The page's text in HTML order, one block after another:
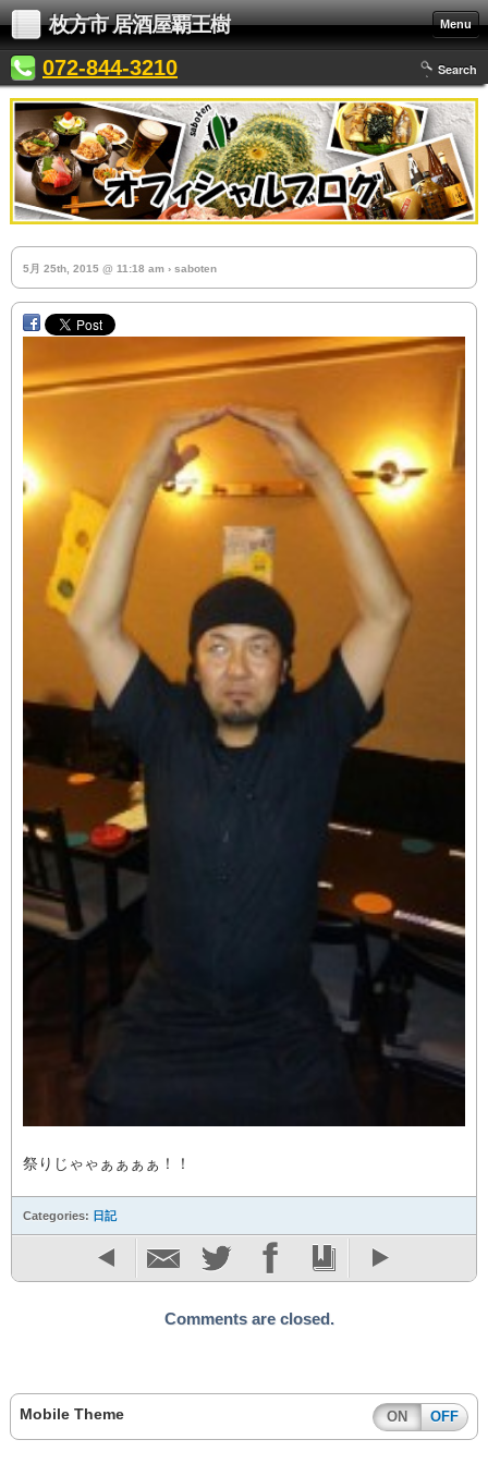
枚方市 居酒屋覇王樹 Menu
072-844-3210 Search
5月 25th, 2015 @ 11:18 am › saboten
祭りじゃゃぁぁぁぁ！！
Categories: 日記
Comments are closed.
Mobile Theme ON OFF